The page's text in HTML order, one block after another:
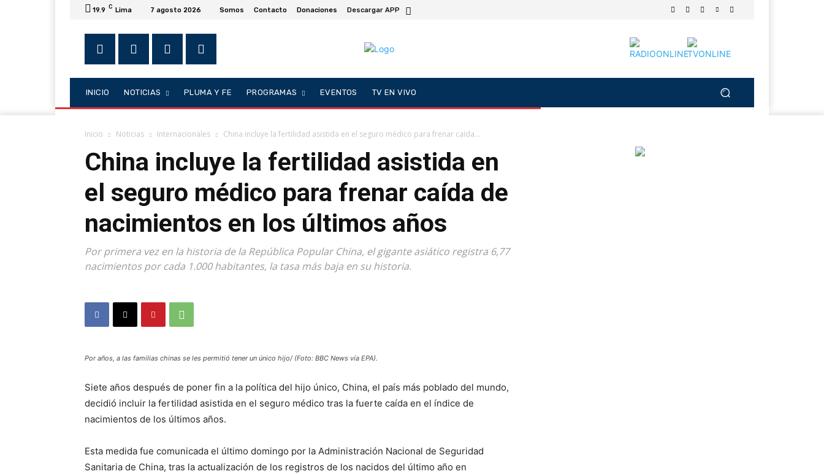
19.9 C Lima 7 agosto 2026 Somos Contacto Donaciones Descargar APP
INICIO NOTICIAS PLUMA Y FE PROGRAMAS EVENTOS TV EN VIVO
Inicio Noticias Internacionales China incluye la fertilidad asistida en el seguro médico para frenar caída...
China incluye la fertilidad asistida en
el seguro médico para frenar caída de
nacimientos en los últimos años
Por primera vez en la historia de la República Popular China, el gigante asiático registra 6,77
nacimientos por cada 1.000 habitantes, la tasa más baja en su historia.
Por años, a las familias chinas se les permitió tener un único hijo/ (Foto: BBC News vía EPA).
Siete años después de poner fin a la política del hijo único, China, el país más poblado del mundo,
decidió incluir la fertilidad asistida en el seguro médico tras la fuerte caída en el índice de
nacimientos de los últimos años.
Esta medida fue comunicada el último domingo por la Administración Nacional de Seguridad
Sanitaria de China, tras la actualización de los registros de los nacidos del último año en